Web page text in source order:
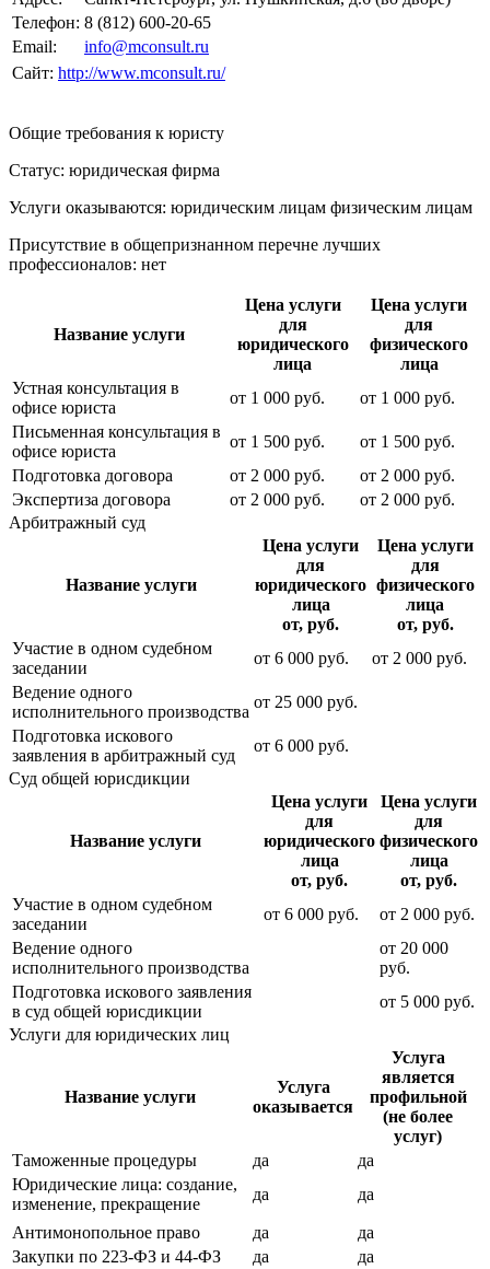
Телефон: 8 (812) 600-20-65
Email:
info@mconsult.ru
Сайт: http://www.mconsult.ru/
Общие требования к юристу
Статус: юридическая фирма
Услуги оказываются: юридическим лицам физическим лицам
Присутствие в общепризнанном перечне лучших
профессионалов: нет
Название услуги
Цена услуги
для
юридического
лица
Цена услуги
для
физического
лица
Устная консультация в
офисе юриста
от 1 000 руб. от 1 000 руб.
Письменная консультация в
офисе юриста
от 1 500 руб. от 1 500 руб.
Подготовка договора
от 2 000 руб. от 2 000 руб.
Экспертиза договора
от 2 000 руб. от 2 000 руб.
Арбитражный суд
Название услуги
Цена услуги
для
юридического
лица
от, руб.
Цена услуги
для
физического
лица
от, руб.
Участие в одном судебном
заседании
от 6 000 руб. от 2 000 руб.
Ведение одного
исполнительного производства
от 25 000 руб.
Подготовка искового
заявления в арбитражный суд
от 6 000 руб.
Суд общей юрисдикции
Название услуги
Цена услуги
для
юридического
лица
от, руб.
Цена услуги
для
физического
лица
от, руб.
Участие в одном судебном
заседании
от 6 000 руб. от 2 000 руб.
Ведение одного
исполнительного производства
от 20 000
руб.
Подготовка искового заявления
в суд общей юрисдикции
от 5 000 руб.
Услуги для юридических лиц
Название услуги
Услуга
оказывается
Услуга
является
профильной
(не более
услуг)
Таможенные процедуры
да
да
Юридические лица: создание,
изменение, прекращение
да да
Антимонопольное право да
да
Закупки по 223-ФЗ и 44-ФЗ
да
да